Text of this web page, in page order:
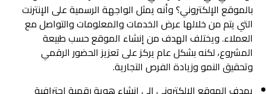
بالموقع الإلكتروني؟ وأنه يمثل الواجهة الرسمية على الإنترنت
التي يتم من خلالها عرض الخدمات والمعلومات والتواصل مع
العملاء. ويختلف الهدف من إنشاء الموقع حسب طبيعة
المشروع، لكنه بشكل عام يركز على تعزيز الحضور الرقمي
وتحقيق النمو وزيادة الفرص التجارية.
يهدف الموقع الإلكتروني إلى إنشاء هوية رقمية احترافية